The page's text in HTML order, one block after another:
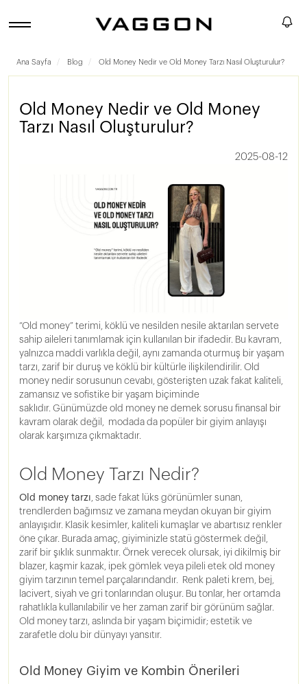
Ana Sayfa Blog Old Money Nedir ve Old Money Tarzı Nasıl Oluşturulur?
Old Money Nedir ve Old Money
Tarzı Nasıl Oluşturulur?
2025-08-12
“Old money” terimi, köklü ve nesilden nesile aktarılan servete
sahip aileleri tanımlamak için kullanılan bir ifadedir. Bu kavram,
yalnızca maddi varlıkla değil, aynı zamanda oturmuş bir yaşam
tarzı, zarif bir duruş ve köklü bir kültürle ilişkilendirilir. Old
money nedir sorusunun cevabı, gösterişten uzak fakat kaliteli,
zamansız ve sofistike bir yaşam biçiminde
saklıdır. Günümüzde old money ne demek sorusu finansal bir
kavram olarak değil, modada da popüler bir giyim anlayışı
olarak karşımıza çıkmaktadır.
Old Money Tarzı Nedir?
Old money tarzı, sade fakat lüks görünümler sunan,
trendlerden bağımsız ve zamana meydan okuyan bir giyim
anlayışıdır. Klasik kesimler, kaliteli kumaşlar ve abartısız renkler
öne çıkar. Burada amaç, giyiminizle statü göstermek değil,
zarif bir şıklık sunmaktır. Örnek verecek olursak, iyi dikilmiş bir
blazer, kaşmir kazak, ipek gömlek veya pileli etek old money
giyim tarzının temel parçalarındandır. Renk paleti krem, bej,
lacivert, siyah ve gri tonlarından oluşur. Bu tonlar, her ortamda
rahatlıkla kullanılabilir ve her zaman zarif bir görünüm sağlar.
Old money tarzı, aslında bir yaşam biçimidir; estetik ve
zarafetle dolu bir dünyayı yansıtır.
Old Money Giyim ve Kombin Önerileri